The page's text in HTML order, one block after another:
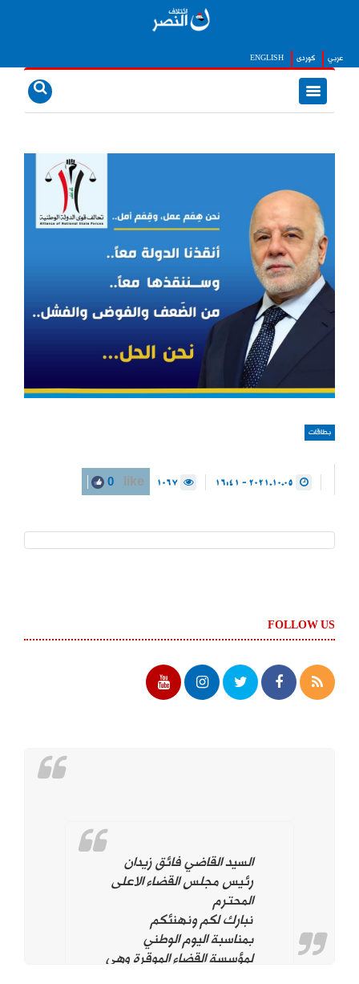
ENGLISH كوردى عربي
بطاقات
like
0
FOLLOW US
السيد القاضي فائق زيدان
رئيس مجلس القضاء الاعلى
المحترم
نبارك لكم ونهنئكم
بمناسبة اليوم الوطني
لمؤسسة القضاء الموقرة وهي